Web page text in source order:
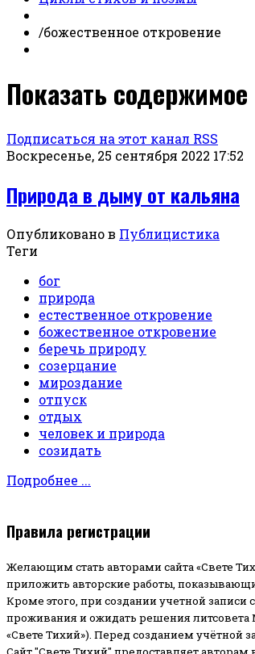
/божественное откровение
Показать
Подписаться на этот канал RSS
Воскресенье, 25 сентября 2022 17:52
Природа в дыму от кальяна
Опубликовано в Публицистика
Теги
бог
природа
естественное откровение
божественное откровение
беречь природу
созерцание
мироздание
отпуск
отдых
человек и природа
созидать
Подробнее ...
Правила регистрации
Желающим стать авторами сайта «Свете
приложить авторские работы,
Кроме этого, при создании учетной записи
проживания и ожидать решения
«Свете Тихий»). Перед созданием учётной